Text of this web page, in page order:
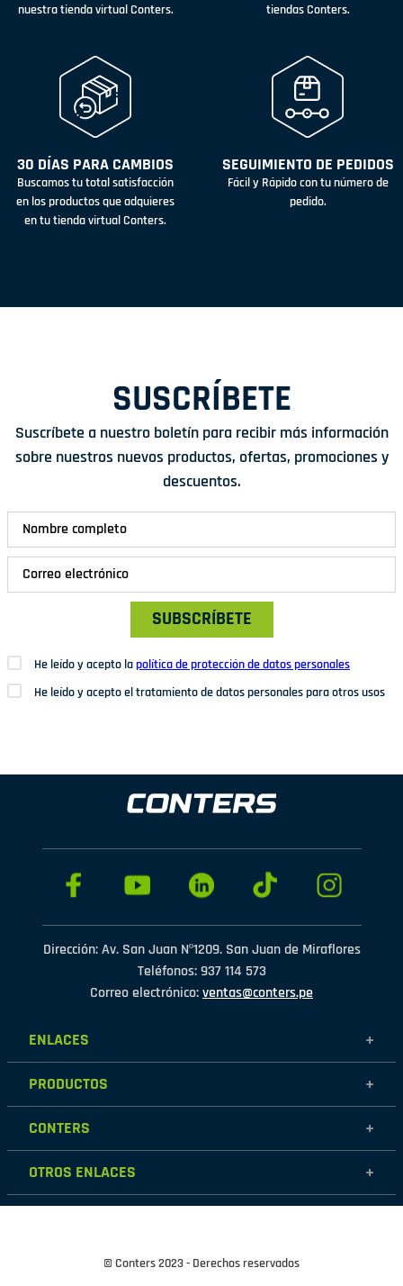
nuestra tienda virtual Conters.
tiendas Conters.
30 DÍAS PARA CAMBIOS
Buscamos tu total satisfacción
en los productos que adquieres
en tu tienda virtual Conters.
SEGUIMIENTO DE PEDIDOS
Fácil y Rápido con tu número de
pedido.
SUSCRÍBETE
Suscríbete a nuestro boletín para recibir más información
sobre nuestros nuevos productos, ofertas, promociones y
descuentos.
SUBSCRÍBETE
He leído y acepto lapolítica de protección de datos personales
He leído y acepto el tratamiento de datos personales para otros usos
Dirección: Av. San Juan Nº1209. San Juan de Miraflores
Teléfonos: 937 114 573
Correo electrónico:ventas@conters.pe
ENLACES +
Mujer
Hombre
PRODUCTOS +
Calzados
Zapatillas
CONTERS +
Nosotros
Contáctanos
Tiendas
OTROS ENLACES +
Políticas de garantía
Cambios y devoluciones
© Conters 2023 - Derechos reservados